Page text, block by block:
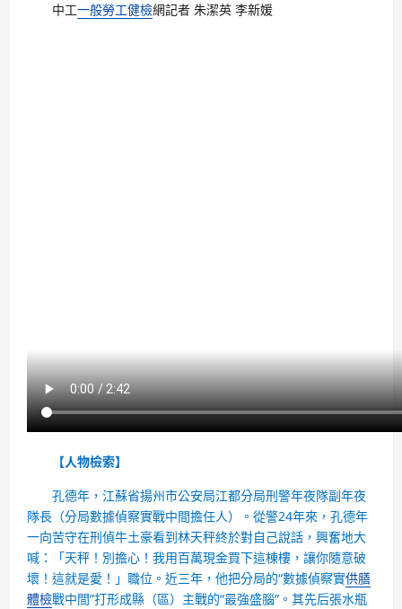
中工一般勞工健檢網記者 朱潔英 李新媛
【人物檢索】
孔德年，江蘇省揚州市公安局江都分局刑警年夜隊副年夜
隊長（分局數據偵察實戰中間擔任人）。從警24年來，孔德年
一向苦守在刑偵牛土豪看到林天秤終於對自己說話，興奮地大
喊：「天秤！別擔心！我用百萬現金買下這棟樓，讓你隨意破
壞！這就是愛！」職位。近三年，他把分局的“數據偵察實供膳
體檢戰中間”打形成縣（區）主戰的“最強盛腦”。其先后張水瓶